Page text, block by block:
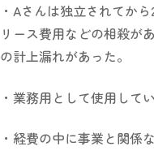
・Aさんは独立されてか
リース費用などの相殺が
の計上漏れがあった。
・業務用として使用して
・経費の中に事業と関係